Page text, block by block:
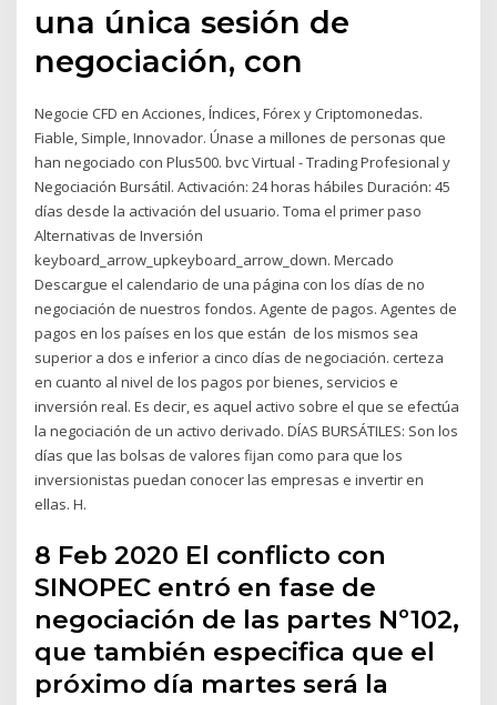
una única sesión de
negociación, con
Negocie CFD en Acciones, Índices, Fórex y Criptomonedas.
Fiable, Simple, Innovador. Únase a millones de personas que
han negociado con Plus500. bvc Virtual - Trading Profesional y
Negociación Bursátil. Activación: 24 horas hábiles Duración: 45
días desde la activación del usuario. Toma el primer paso
Alternativas de Inversión
keyboard_arrow_upkeyboard_arrow_down. Mercado
Descargue el calendario de una página con los días de no
negociación de nuestros fondos. Agente de pagos. Agentes de
pagos en los países en los que están de los mismos sea
superior a dos e inferior a cinco días de negociación. certeza
en cuanto al nivel de los pagos por bienes, servicios e
inversión real. Es decir, es aquel activo sobre el que se efectúa
la negociación de un activo derivado. DÍAS BURSÁTILES: Son los
días que las bolsas de valores fijan como para que los
inversionistas puedan conocer las empresas e invertir en
ellas. H.
8 Feb 2020 El conflicto con
SINOPEC entró en fase de
negociación de las partes Nº102,
que también especifica que el
próximo día martes será la